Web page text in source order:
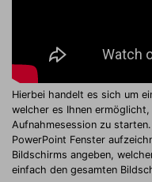
Hierbei handelt es sich um
welcher es Ihnen
Aufnahmesession zu
PowerPoint Fenster
Bildschirms angeben,
einfach den gesamten